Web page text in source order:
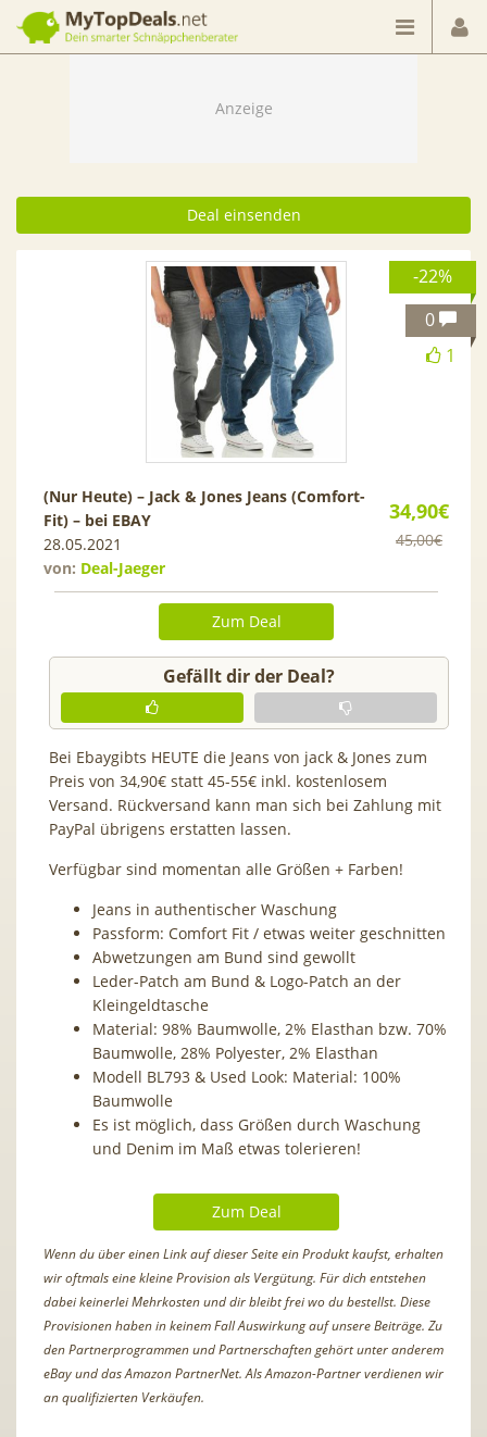
Dein smarter Schnäppchenberater
Deal einsenden
-22%
1
0
34,90€
45,00€
(Nur Heute) – Jack & Jones Jeans (Comfort-
Fit) – bei EBAY
28.05.2021
von: Deal-Jaeger
Zum Deal
Gefällt dir der Deal?
Bei Ebaygibts HEUTE die Jeans von jack & Jones zum
Preis von 34,90€ statt 45-55€ inkl. kostenlosem
Versand. Rückversand kann man sich bei Zahlung mit
PayPal übrigens erstatten lassen.
Verfügbar sind momentan alle Größen + Farben!
Jeans in authentischer Waschung
Passform: Comfort Fit / etwas weiter geschnitten
Abwetzungen am Bund sind gewollt
Leder-Patch am Bund & Logo-Patch an der
Kleingeldtasche
Material: 98% Baumwolle, 2% Elasthan bzw. 70%
Baumwolle, 28% Polyester, 2% Elasthan
Modell BL793 & Used Look: Material: 100%
Baumwolle
Es ist möglich, dass Größen durch Waschung
und Denim im Maß etwas tolerieren!
Zum Deal
Wenn du über einen Link auf dieser Seite ein Produkt kaufst, erhalten
wir oftmals eine kleine Provision als Vergütung. Für dich entstehen
dabei keinerlei Mehrkosten und dir bleibt frei wo du bestellst. Diese
Provisionen haben in keinem Fall Auswirkung auf unsere Beiträge. Zu
den Partnerprogrammen und Partnerschaften gehört unter anderem
eBay und das Amazon PartnerNet. Als Amazon-Partner verdienen wir
an qualifizierten Verkäufen.